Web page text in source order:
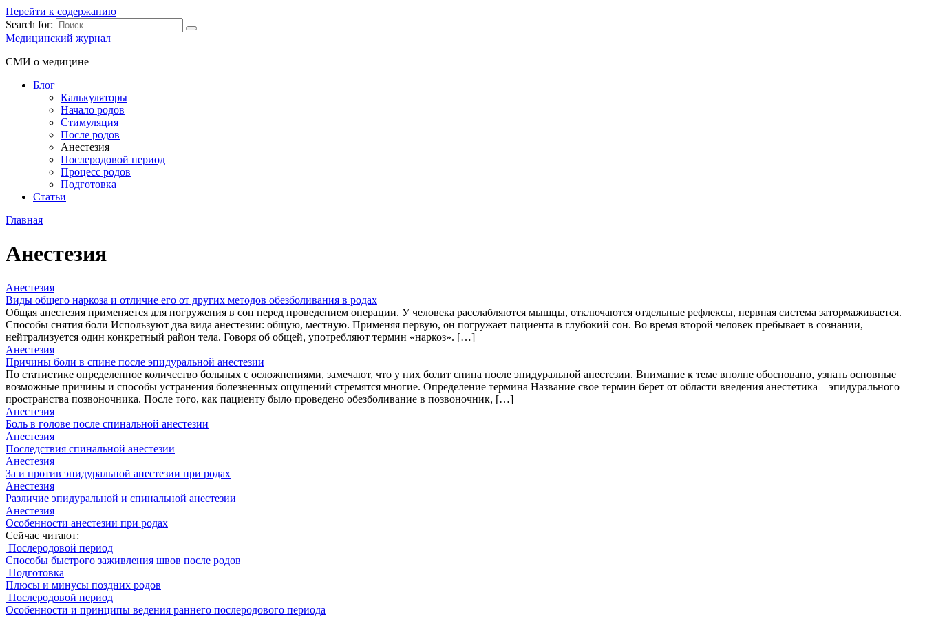
Перейти к содержанию
Search for:
Медицинский журнал
СМИ о медицине
Блог
Калькуляторы
Начало родов
Стимуляция
После родов
Анестезия
Послеродовой период
Процесс родов
Подготовка
Статьи
Главная
Анестезия
Анестезия
Виды общего наркоза и отличие его от других методов обезболивания в родах
Общая анестезия применяется для погружения в сон перед проведением операции. У человека расслабляются мышцы, отключаются отдельные рефлексы, нервная система затормаживается.
Способы снятия боли Используют два вида анестезии: общую, местную. Применяя первую, он погружает пациента в глубокий сон. Во время второй человек пребывает в сознании,
нейтрализуется один конкретный район тела. Говоря об общей, употребляют термин «наркоз». […]
Анестезия
Причины боли в спине после эпидуральной анестезии
По статистике определенное количество больных с осложнениями, замечают, что у них болит спина после эпидуральной анестезии. Внимание к теме вполне обосновано, узнать основные
возможные причины и способы устранения болезненных ощущений стремятся многие. Определение термина Название свое термин берет от области введения анестетика – эпидурального
пространства позвоночника. После того, как пациенту было проведено обезболивание в позвоночник, […]
Анестезия
Боль в голове после спинальной анестезии
Анестезия
Последствия спинальной анестезии
Анестезия
За и против эпидуральной анестезии при родах
Анестезия
Различие эпидуральной и спинальной анестезии
Анестезия
Особенности анестезии при родах
Сейчас читают:
Послеродовой период
Способы быстрого заживления швов после родов
Подготовка
Плюсы и минусы поздних родов
Послеродовой период
Особенности и принципы ведения раннего послеродового периода